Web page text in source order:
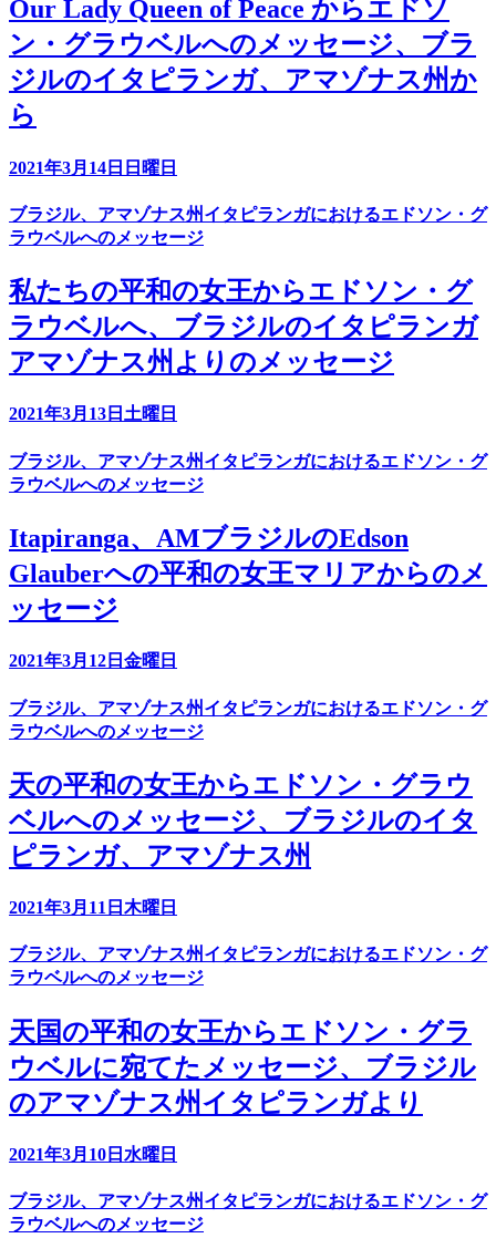
Our Lady Queen of Peace からエドソ
ン・グラウベルへのメッセージ、ブラ
ジルのイタピランガ、アマゾナス州か
ら
2021年3月14日日曜日
ブラジル、アマゾナス州イタピランガにおけるエドソン・グ
ラウベルへのメッセージ
私たちの平和の女王からエドソン・グ
ラウベルへ、ブラジルのイタピランガ
アマゾナス州よりのメッセージ
2021年3月13日土曜日
ブラジル、アマゾナス州イタピランガにおけるエドソン・グ
ラウベルへのメッセージ
Itapiranga、AMブラジルのEdson
Glauberへの平和の女王マリアからのメ
ッセージ
2021年3月12日金曜日
ブラジル、アマゾナス州イタピランガにおけるエドソン・グ
ラウベルへのメッセージ
天の平和の女王からエドソン・グラウ
ベルへのメッセージ、ブラジルのイタ
ピランガ、アマゾナス州
2021年3月11日木曜日
ブラジル、アマゾナス州イタピランガにおけるエドソン・グ
ラウベルへのメッセージ
天国の平和の女王からエドソン・グラ
ウベルに宛てたメッセージ、ブラジル
のアマゾナス州イタピランガより
2021年3月10日水曜日
ブラジル、アマゾナス州イタピランガにおけるエドソン・グ
ラウベルへのメッセージ